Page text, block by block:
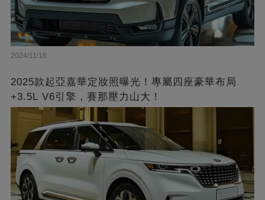
2024/11/18
2025款起亞嘉華定妝照曝光！專屬四座豪華布局
+3.5L V6引擎，賽那壓力山大！